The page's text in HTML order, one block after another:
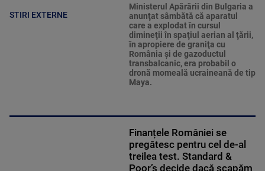
STIRI EXTERNE
Ministerul Apărării din Bulgaria a
anunţat sâmbătă că aparatul
care a explodat în cursul
dimineţii în spaţiul aerian al ţării,
în apropiere de graniţa cu
România şi de gazoductul
transbalcanic, era probabil o
dronă momeală ucraineană de tip
Maya.
Finanțele României se
pregătesc pentru cel de-al
treilea test. Standard &
Poor’s decide dacă scapăm